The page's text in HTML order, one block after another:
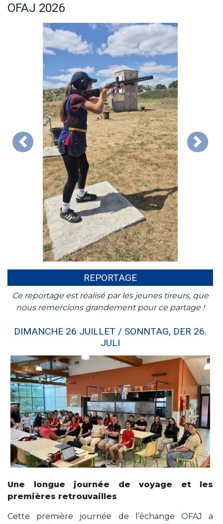
OFAJ 2026
Précédent
REPORTAGE
Ce reportage est réalisé par les jeunes tireurs, que
nous remercions grandement pour ce partage !
DIMANCHE 26 JUILLET / SONNTAG, DER 26.
JULI
Une longue journée de voyage et les
premières retrouvailles
Cette première journée de l’échange OFAJ a